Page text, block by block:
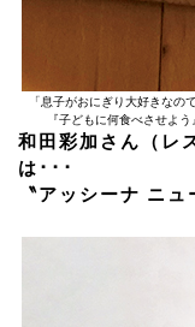
「息子がおにぎり大好きな
『子どもに何食べさせよ
和田彩加さん（レ
は･･･
〝アッシーナ ニ